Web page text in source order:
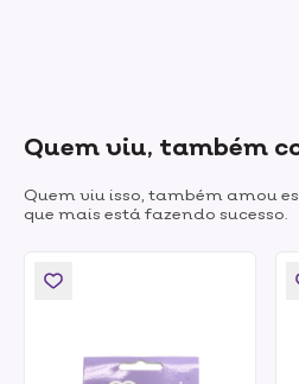
Quem viu, também
Quem viu isso, também amou
que mais está fazendo sucesso.